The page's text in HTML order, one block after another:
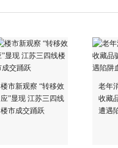
楼市新观察 “转移效
应”显现 江苏三四线
楼市成交踊跃
老年
收藏
遭遇